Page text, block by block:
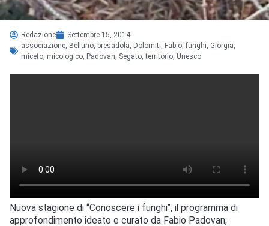
Redazione
Settembre 15, 2014
associazione Belluno bresadola Dolomiti Fabio funghi Giorgia
miceto micologico Padovan Segato ,territorio Unesco
Nuova stagione di “Conoscere i funghi”, il programma di
approfondimento ideato e curato da Fabio Padovan,